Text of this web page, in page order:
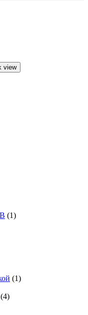
view
(1)
(1)
(4)